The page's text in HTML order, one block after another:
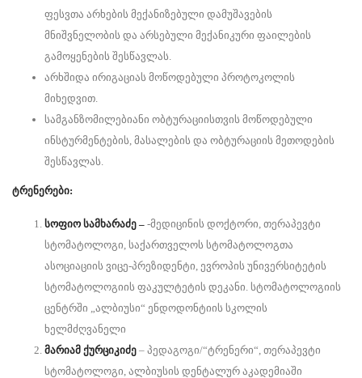
ფესვთა არხების მექანიზებული დამუშავების
მნიშვნელობის და არსებული მექანიკური ფაილების
გამოყენების შესწავლას.
არხშიდა ირიგაციას მოწოდებული პროტოკოლის
მიხედვით.
სამგანზომილებიანი ობტურაციისთვის მოწოდებული
ინსტურმენტების, მასალების და ობტურაციის მეთოდების
შესწავლას.
ტრენერები:
სოფიო სამხარაძე – -მედიცინის დოქტორი, თერაპევტი
სტომატოლოგი, საქართველოს სტომატოლოგთა
ასოციაციის ვიცე-პრეზიდენტი, ევროპის უნივერსიტეტის
სტომატოლოგიის ფაკულტეტის დეკანი. სტომატოლოგიის
ცენტრში „ალბიუსი“ ენდოდონტიის სკოლის
ხელმძღვანელი
მარიამ ქურციკიძე – პედაგოგი/“ტრენერი“, თერაპევტი
სტომატოლოგი, ალბიუსის დენტალურ აკადემიაში